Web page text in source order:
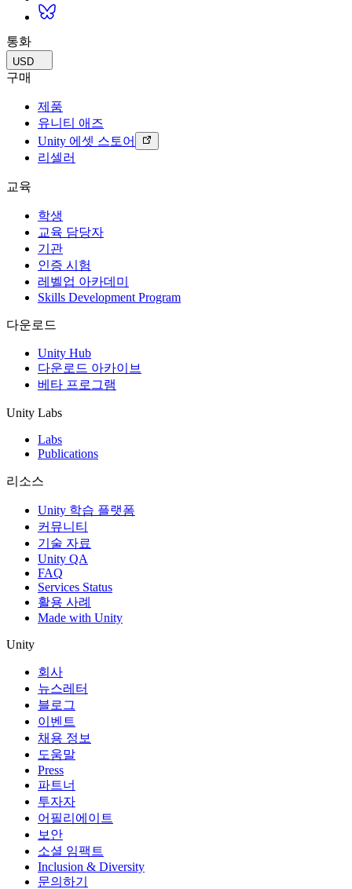
매장 및 D2C 전반에 걸쳐 IAP 관리하세요.
수익화
Unity로 광고하세요
활용 부문
모바일 게임
Unity로 모바일 히트작을 제작하고 성장시키세요.
인디 게임
소규모 팀으로 대작 게임을 출시하세요.
XR 게임
여러 플랫폼에서 XR 게임을 출시하세요.
멀티플레이어 게임
멀티플레이어 게임 개발을 간소화하세요.
데모
데모, 샘플 및 빌딩 블록
모든 리소스
새로운 기능
블로그
업데이트, 정보, 기술 팁
뉴스
교육 효율 극대화
교육 라이선스
자격증
Unity 숙련도를 입증하세요
통화
USD
구매
제품
유니티 애즈
Unity 에셋 스토어
리셀러
교육
학생
교육 담당자
기관
인증 시험
레벨업 아카데미
Skills Development Program
다운로드
Unity Hub
다운로드 아카이브
베타 프로그램
Unity Labs
Labs
Publications
리소스
Unity 학습 플랫폼
커뮤니티
기술 자료
Unity QA
FAQ
Services Status
활용 사례
Made with Unity
Unity
회사
뉴스레터
블로그
이벤트
채용 정보
도움말
Press
파트너
투자자
어필리에이트
보안
소셜 임팩트
Inclusion & Diversity
문의하기